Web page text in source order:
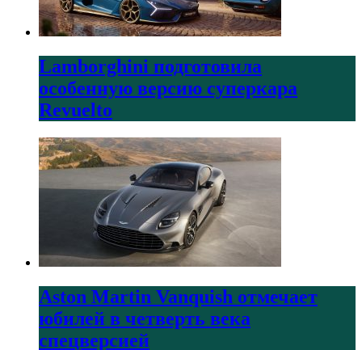
Lamborghini подготовила
особенную версию суперкара
Revuelto
Aston Martin Vanquish отмечает
юбилей в четверть века
спецверсией